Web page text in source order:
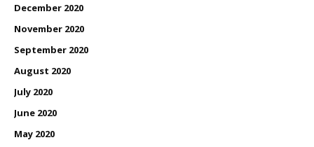
December 2020
November 2020
September 2020
August 2020
July 2020
June 2020
May 2020